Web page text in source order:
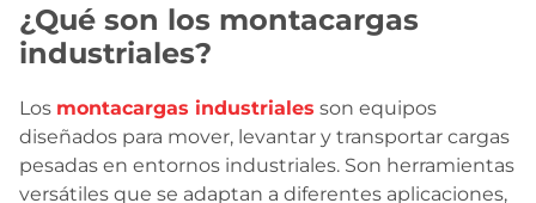
¿Qué son los montacargas
industriales?
Los montacargas industriales son equipos
diseñados para mover, levantar y transportar cargas
pesadas en entornos industriales. Son herramientas
versátiles que se adaptan a diferentes aplicaciones,